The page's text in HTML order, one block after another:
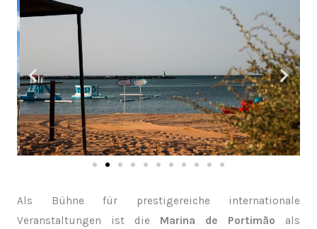
Als Bühne für prestigereiche internationale
Veranstaltungen ist die Marina de Portimão als